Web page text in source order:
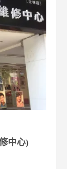
中心)